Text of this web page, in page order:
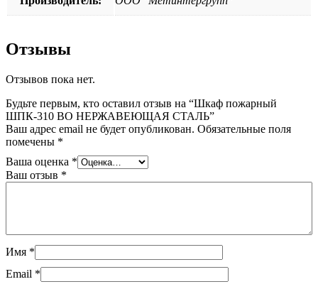
Отзывы
Отзывов пока нет.
Будьте первым, кто оставил отзыв на “Шкаф пожарный
ШПК-310 ВО НЕРЖАВЕЮЩАЯ СТАЛЬ”
Ваш адрес email не будет опубликован. Обязательные поля
помечены *
Ваша оценка *
Ваш отзыв *
Имя *
Email *